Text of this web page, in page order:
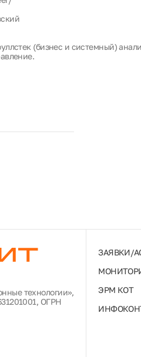
(бизнес и системный)
технологии»,
ОГРН
ЗАЯВКИ/
ЭРМ КОТ